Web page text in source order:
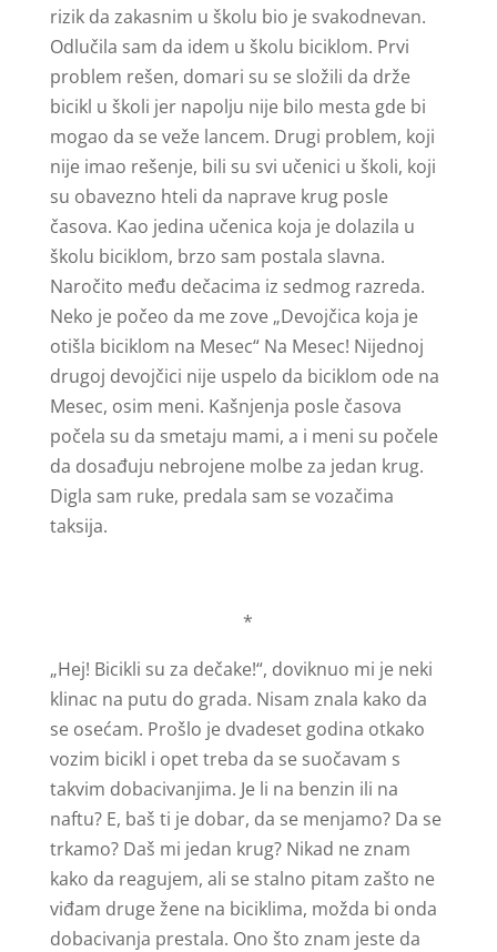
rizik da zakasnim u školu bio je svakodnevan.
Odlučila sam da idem u školu biciklom. Prvi
problem rešen, domari su se složili da drže
bicikl u školi jer napolju nije bilo mesta gde bi
mogao da se veže lancem. Drugi problem, koji
nije imao rešenje, bili su svi učenici u školi, koji
su obavezno hteli da naprave krug posle
časova. Kao jedina učenica koja je dolazila u
školu biciklom, brzo sam postala slavna.
Naročito među dečacima iz sedmog razreda.
Neko je počeo da me zove „Devojčica koja je
otišla biciklom na Mesec“ Na Mesec! Nijednoj
drugoj devojčici nije uspelo da biciklom ode na
Mesec, osim meni. Kašnjenja posle časova
počela su da smetaju mami, a i meni su počele
da dosađuju nebrojene molbe za jedan krug.
Digla sam ruke, predala sam se vozačima
taksija.
*
„Hej! Bicikli su za dečake!“, doviknuo mi je neki
klinac na putu do grada. Nisam znala kako da
se osećam. Prošlo je dvadeset godina otkako
vozim bicikl i opet treba da se suočavam s
takvim dobacivanjima. Je li na benzin ili na
naftu? E, baš ti je dobar, da se menjamo? Da se
trkamo? Daš mi jedan krug? Nikad ne znam
kako da reagujem, ali se stalno pitam zašto ne
viđam druge žene na biciklima, možda bi onda
dobacivanja prestala. Ono što znam jeste da